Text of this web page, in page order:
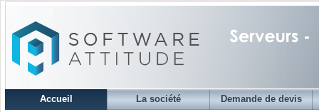
Accueil La société Demande de devis